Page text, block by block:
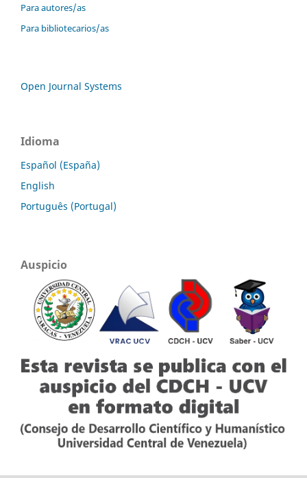
Para autores/as
Para bibliotecarios/as
Open Journal Systems
Idioma
Español (España)
English
Português (Portugal)
Auspicio